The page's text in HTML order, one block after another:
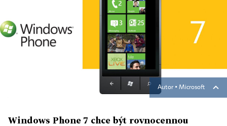
Autor ▪ Microsoft
Windows Phone 7 chce být rovnocennou